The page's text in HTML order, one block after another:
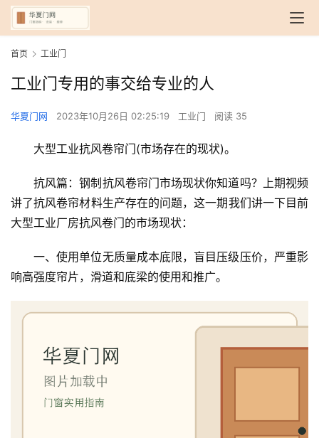
首页 工业门
工业门专用的事交给专业的人
华夏门网 2023年10月26日 02:25:19 工业门 阅读 35
大型工业抗风卷帘门(市场存在的现状)。
抗风篇：钢制抗风卷帘门市场现状你知道吗？上期视频
讲了抗风卷帘材料生产存在的问题，这一期我们讲一下目前
大型工业厂房抗风卷门的市场现状：
一、使用单位无质量成本底限，盲目压级压价，严重影
响高强度帘片，滑道和底梁的使用和推广。